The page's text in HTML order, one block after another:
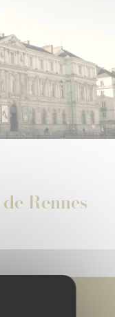
Rennes